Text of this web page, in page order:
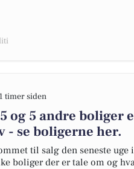
timer siden
og 5 andre boliger
- se boligerne her.
til salg den seneste
boliger der er tale om og